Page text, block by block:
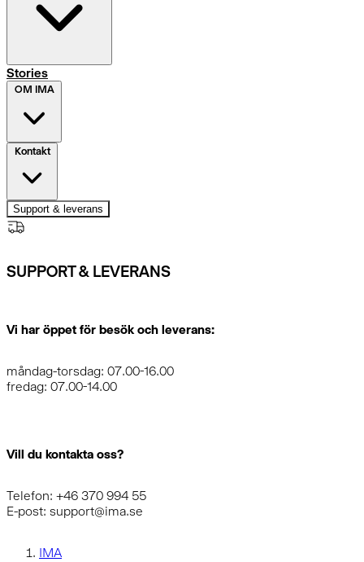
Stories
OM IMA
Kontakt
Support & leverans
SUPPORT & LEVERANS
Vi har öppet för besök och leverans:
måndag-torsdag: 07.00-16.00
fredag: 07.00-14.00
Vill du kontakta oss?
Telefon: +46 370 994 55
E-post: support@ima.se
IMA